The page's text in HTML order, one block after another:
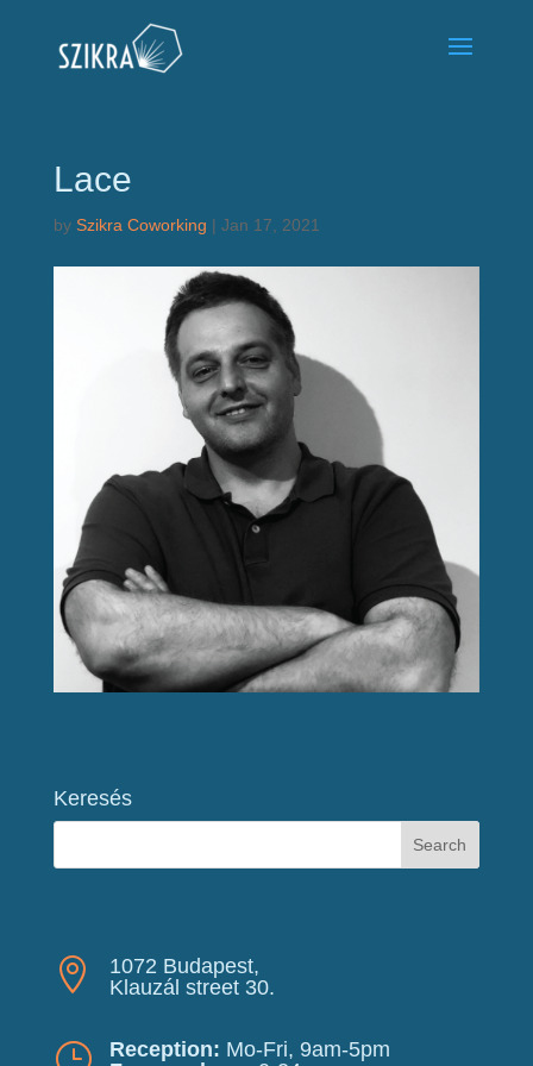
Lace
by Szikra Coworking | Jan 17, 2021
Keresés

1072 Budapest,
Klauzál street 30.
} Reception: Mo-Fri, 9am-5pm